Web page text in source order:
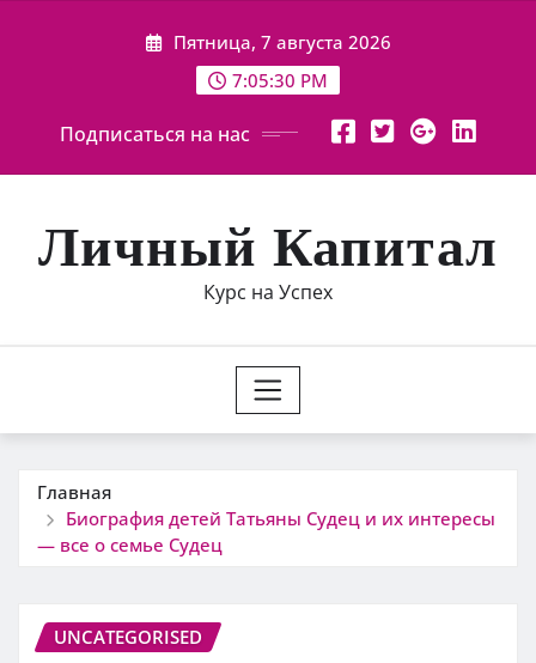
Пятница, 7 августа 2026
7:05:31 PM
Подписаться на нас
Личный Капитал
Курс на Успех
Главная
Биография детей Татьяны Судец и их интересы
— все о семье Судец
UNCATEGORISED